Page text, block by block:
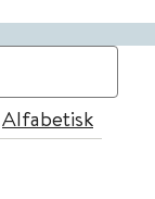
Alfabetisk